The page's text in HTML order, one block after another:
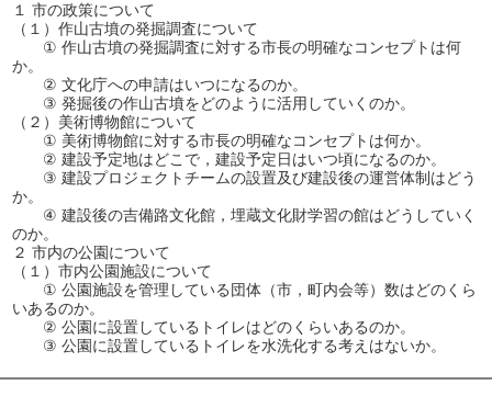
１ 市の政策について
（１）作山古墳の発掘調査について
① 作山古墳の発掘調査に対する市長の明確なコンセプトは何
か。
② 文化庁への申請はいつになるのか。
③ 発掘後の作山古墳をどのように活用していくのか。
（２）美術博物館について
① 美術博物館に対する市長の明確なコンセプトは何か。
② 建設予定地はどこで，建設予定日はいつ頃になるのか。
③ 建設プロジェクトチームの設置及び建設後の運営体制はどう
か。
④ 建設後の吉備路文化館，埋蔵文化財学習の館はどうしていく
のか。
２ 市内の公園について
（１）市内公園施設について
① 公園施設を管理している団体（市，町内会等）数はどのくら
いあるのか。
② 公園に設置しているトイレはどのくらいあるのか。
③ 公園に設置しているトイレを水洗化する考えはないか。